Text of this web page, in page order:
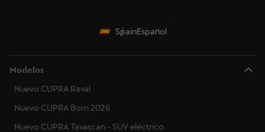
SpainEspañol
Modelos
Nuevo CUPRA Raval
Nuevo CUPRA Born 2026
Nuevo CUPRA Tavascan - SUV eléctrico